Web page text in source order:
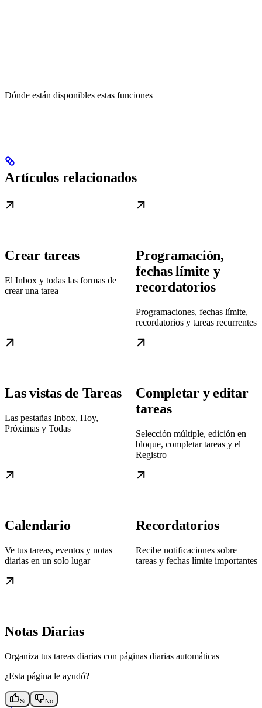
Dónde están disponibles estas funciones
Artículos relacionados
Crear tareas
El Inbox y todas las formas de
crear una tarea
Programación,
fechas límite y
recordatorios
Programaciones, fechas límite,
recordatorios y tareas recurrentes
Las vistas de Tareas
Las pestañas Inbox, Hoy,
Próximas y Todas
Completar y editar
tareas
Selección múltiple, edición en
bloque, completar tareas y el
Registro
Calendario
Ve tus tareas, eventos y notas
diarias en un solo lugar
Recordatorios
Recibe notificaciones sobre
tareas y fechas límite importantes
Notas Diarias
Organiza tus tareas diarias con páginas diarias automáticas
¿Esta página le ayudó?
Si No